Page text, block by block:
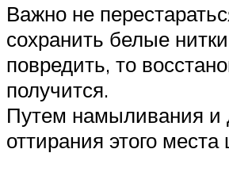
Важно не
сохранить белые
повредить, то
получится.
Путем намыливания и
оттирания этого места